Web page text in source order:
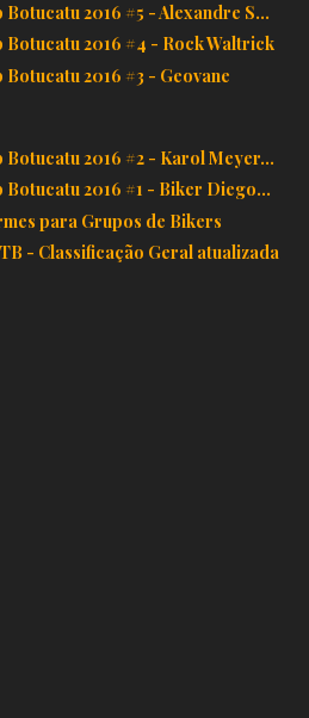
Botucatu 2016 #5 - Alexandre S...
Botucatu 2016 #4 - Rock Waltrick
Botucatu 2016 #3 - Geovane
Botucatu 2016 #2 - Karol Meyer...
Botucatu 2016 #1 - Biker Diego...
para Grupos de Bikers
- Classificação Geral atualizada